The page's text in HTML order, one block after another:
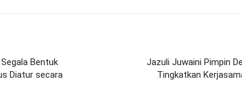
Bentuk
Diatur secara
Jazuli Juwaini Pimpin
Tingkatkan